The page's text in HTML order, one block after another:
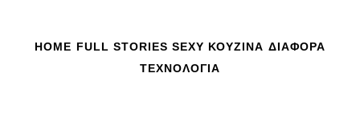
HOME FULL STORIES SEXY ΚΟΥΖΙΝΑ ΔΙΑΦΟΡΑ
ΤΕΧΝΟΛΟΓΙΑ